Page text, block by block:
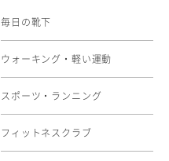
毎日の靴下
ウォーキング・軽い運動
スポーツ・ランニング
フィットネスクラブ